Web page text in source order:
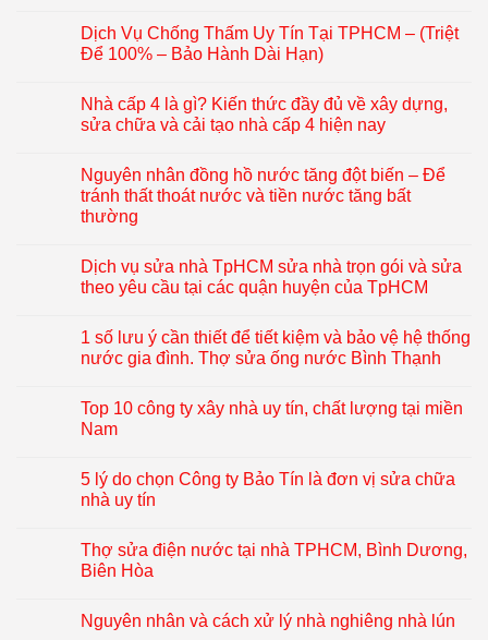
Dịch Vụ Chống Thấm Uy Tín Tại TPHCM – (Triệt
Để 100% – Bảo Hành Dài Hạn)
Nhà cấp 4 là gì? Kiến thức đầy đủ về xây dựng,
sửa chữa và cải tạo nhà cấp 4 hiện nay
Nguyên nhân đồng hồ nước tăng đột biến – Để
tránh thất thoát nước và tiền nước tăng bất
thường
Dịch vụ sửa nhà TpHCM sửa nhà trọn gói và sửa
theo yêu cầu tại các quận huyện của TpHCM
1 số lưu ý cần thiết để tiết kiệm và bảo vệ hệ thống
nước gia đình. Thợ sửa ống nước Bình Thạnh
Top 10 công ty xây nhà uy tín, chất lượng tại miền
Nam
5 lý do chọn Công ty Bảo Tín là đơn vị sửa chữa
nhà uy tín
Thợ sửa điện nước tại nhà TPHCM, Bình Dương,
Biên Hòa
Nguyên nhân và cách xử lý nhà nghiêng nhà lún